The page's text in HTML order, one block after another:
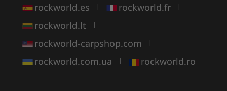
rockworld.es | rockworld.fr |
rockworld.lt |
rockworld-carpshop.com |
rockworld.com.ua | rockworld.ro